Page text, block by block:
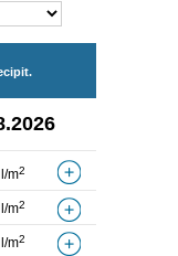
m2
m2
m2